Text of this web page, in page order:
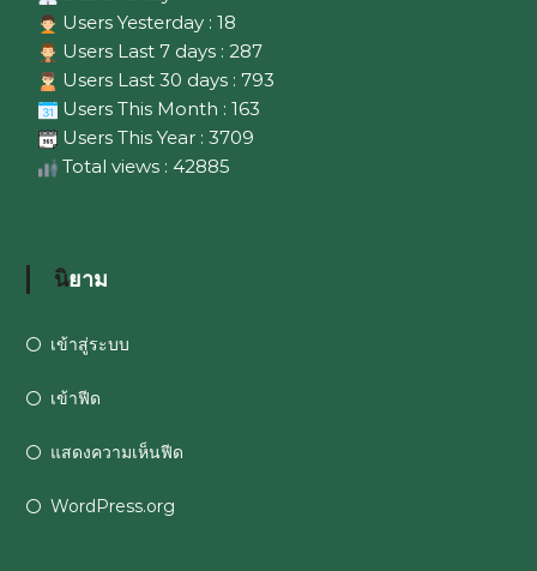
Users Yesterday : 18
Users Last 7 days : 287
Users Last 30 days : 793
Users This Month : 163
Users This Year : 3709
Total views : 42885
นิยาม
เข้าสู่ระบบ
เข้าฟีด
แสดงความเห็นฟีด
WordPress.org